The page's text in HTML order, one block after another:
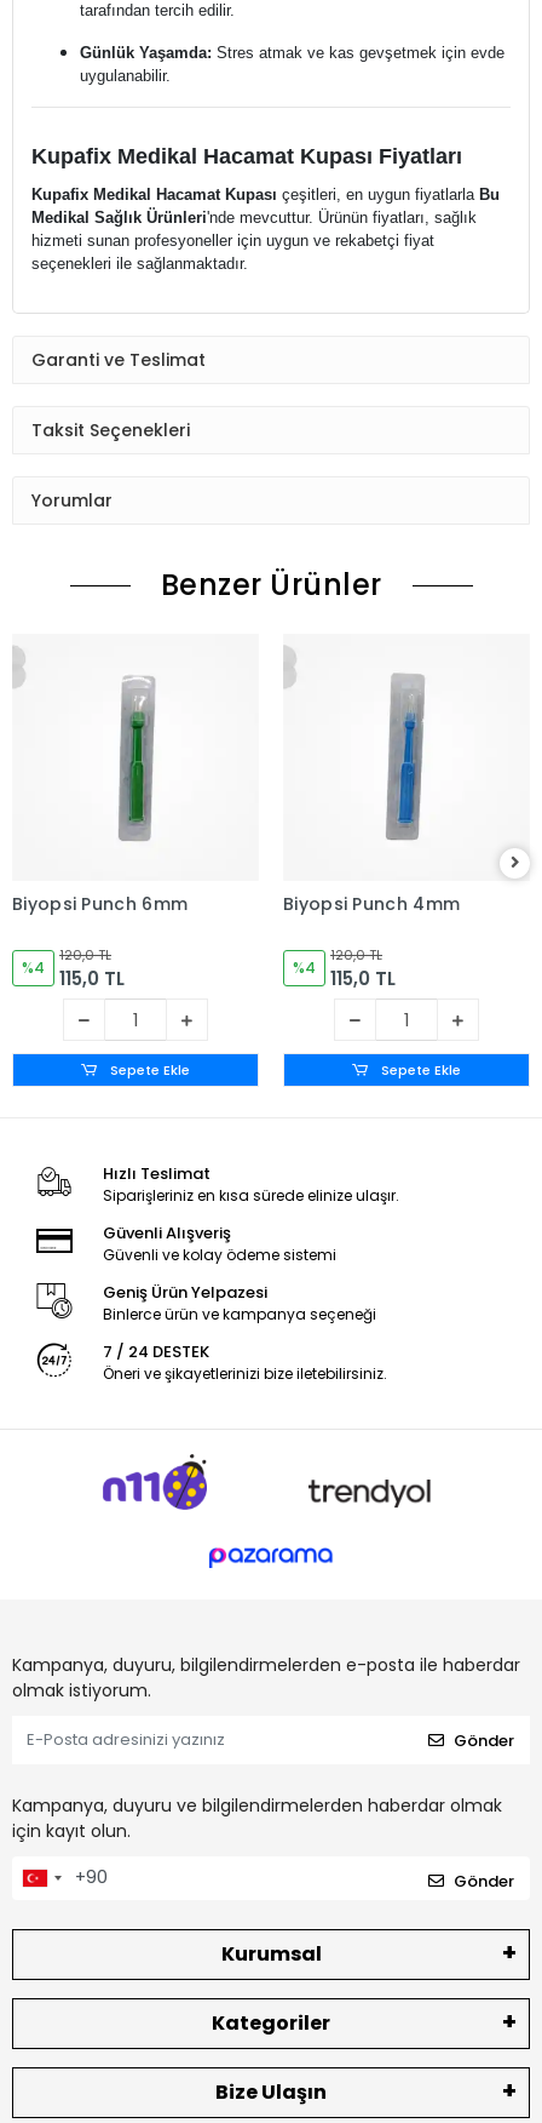
tarafından tercih edilir.
Günlük Yaşamda: Stres atmak ve kas gevşetmek için evde
uygulanabilir.
Kupafix Medikal Hacamat Kupası Fiyatları
Kupafix Medikal Hacamat Kupası çeşitleri, en uygun fiyatlarla Bu
Medikal Sağlık Ürünleri'nde mevcuttur. Ürünün fiyatları, sağlık
hizmeti sunan profesyoneller için uygun ve rekabetçi fiyat
seçenekleri ile sağlanmaktadır.
Garanti ve Teslimat
Taksit Seçenekleri
Yorumlar
Benzer Ürünler
Biyopsi Punch 6mm
%4
120,0 TL
115,0 TL
Sepete Ekle
Biyopsi Punch 4mm
%4
120,0 TL
115,0 TL
Sepete Ekle
Hızlı Teslimat
Siparişleriniz en kısa sürede elinize ulaşır.
Güvenli Alışveriş
Güvenli ve kolay ödeme sistemi
Geniş Ürün Yelpazesi
Binlerce ürün ve kampanya seçeneği
7 / 24 DESTEK
Öneri ve şikayetlerinizi bize iletebilirsiniz.
Kampanya, duyuru, bilgilendirmelerden e-posta ile haberdar
olmak istiyorum.
Gönder
Kampanya, duyuru ve bilgilendirmelerden haberdar olmak
için kayıt olun.
Gönder
Kurumsal
Kategoriler
Bize Ulaşın